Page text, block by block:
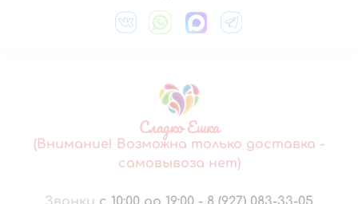
Сладко Ешка
(Внимание! Возможна только доставка -
самовывоза нет)